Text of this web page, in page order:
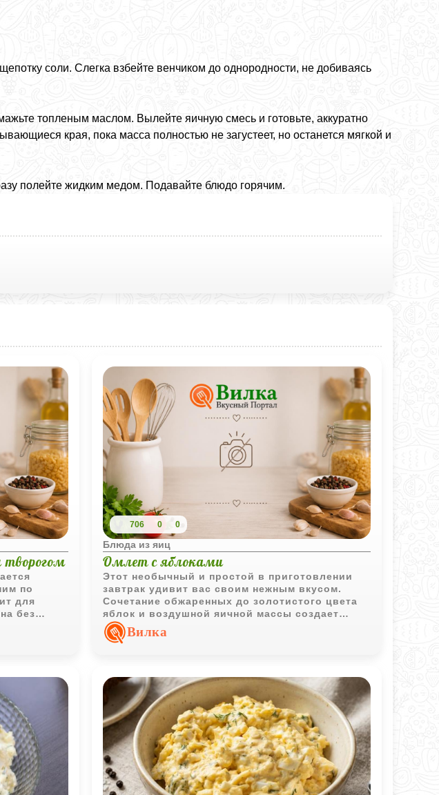
соли. Слегка взбейте венчиком до однородности, не добиваясь
топленым маслом. Вылейте яичную смесь и готовьте, аккуратно
края, пока масса полностью не загустеет, но останется мягкой и
полейте жидким медом. Подавайте блюдо горячим.
творогом
по
для
без
706 0 0
Блюда из яиц
Омлет с яблоками
Этот необычный и простой в приготовлении
завтрак удивит вас своим нежным вкусом.
Сочетание обжаренных до золотистого цвета
яблок и воздушной яичной массы создает
легкое, почти десертное блюдо, которое не
требует лишних специй.
Вилка